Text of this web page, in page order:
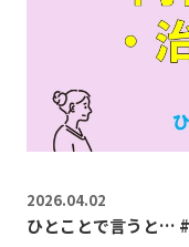
2026.04.02
ひとことで言うと…